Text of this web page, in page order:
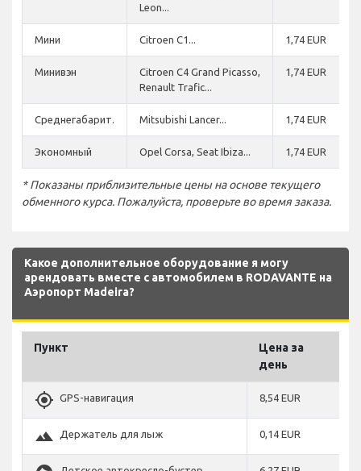
Leon...
Мини Citroen C1... 1,74 EUR
Минивэн
Citroen C4 Grand Picasso,
Renault Trafic...
1,74 EUR
Среднегабарит. Mitsubishi Lancer... 1,74 EUR
Экономный Opel Corsa, Seat Ibiza... 1,74 EUR
* Показаны приблизительные цены на основе текущего
обменного курса. Пожалуйста, проверьте во время заказа.
Какое дополнительное оборудование я могу
арендовать вместе с автомобилем в RODAVANTE на
Аэропорт Madeira?
Пункт
Цена за
день
gps_fixed GPS-навигация 8,54 EUR
terrain Держатель для лыж 0,14 EUR